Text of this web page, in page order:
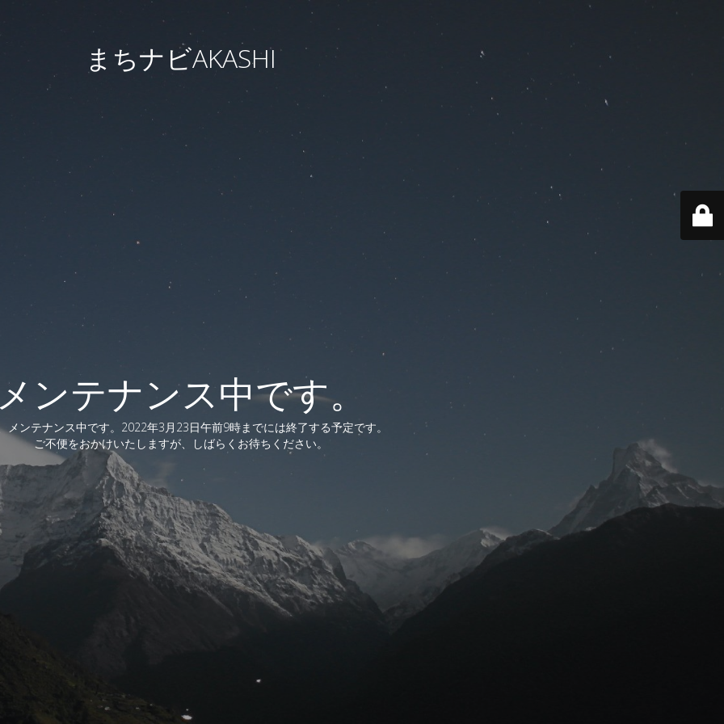
まちナビAKASHI
ンテナンス中です。
メンテナンス中です。2022年3月23日午前9時までには終了する予定です。
ご不便をおかけいたしますが、しばらくお待ちください。